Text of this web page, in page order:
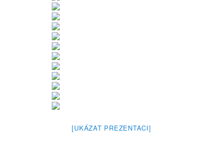
[UKÁZAT PREZENTACI]